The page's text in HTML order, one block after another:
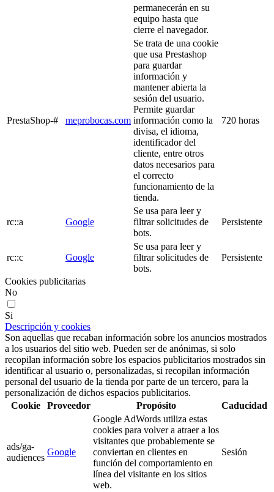
permanecerán en su
equipo hasta que
cierre el navegador.
PrestaShop-# meprobocas.com
Se trata de una cookie
que usa Prestashop
para guardar
información y
mantener abierta la
sesión del usuario.
Permite guardar
información como la
divisa, el idioma,
identificador del
cliente, entre otros
datos necesarios para
el correcto
funcionamiento de la
tienda.
720 horas
rc::a Google
Se usa para leer y
filtrar solicitudes de
bots.
Persistente
rc::c Google
Se usa para leer y
filtrar solicitudes de
bots.
Persistente
Cookies publicitarias
No
Si
Descripción y cookies
Son aquellas que recaban información sobre los anuncios mostrados
a los usuarios del sitio web. Pueden ser de anónimas, si solo
recopilan información sobre los espacios publicitarios mostrados sin
identificar al usuario o, personalizadas, si recopilan información
personal del usuario de la tienda por parte de un tercero, para la
personalización de dichos espacios publicitarios.
Cookie
Proveedor Propósito Caducidad
ads/ga-
audiences
Google
Google AdWords utiliza estas
cookies para volver a atraer a los
visitantes que probablemente se
conviertan en clientes en
función del comportamiento en
línea del visitante en los sitios
web.
Sesión